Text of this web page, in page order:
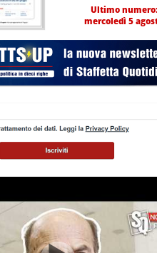
e le sfide dei
Ultimo numero:
mercoledì 5